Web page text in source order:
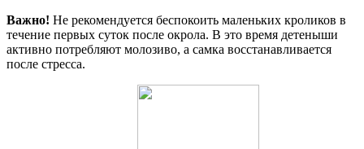
Важно! Не рекомендуется беспокоить маленьких кроликов в
течение первых суток после окрола. В это время детеныши
активно потребляют молозиво, а самка восстанавливается
после стресса.